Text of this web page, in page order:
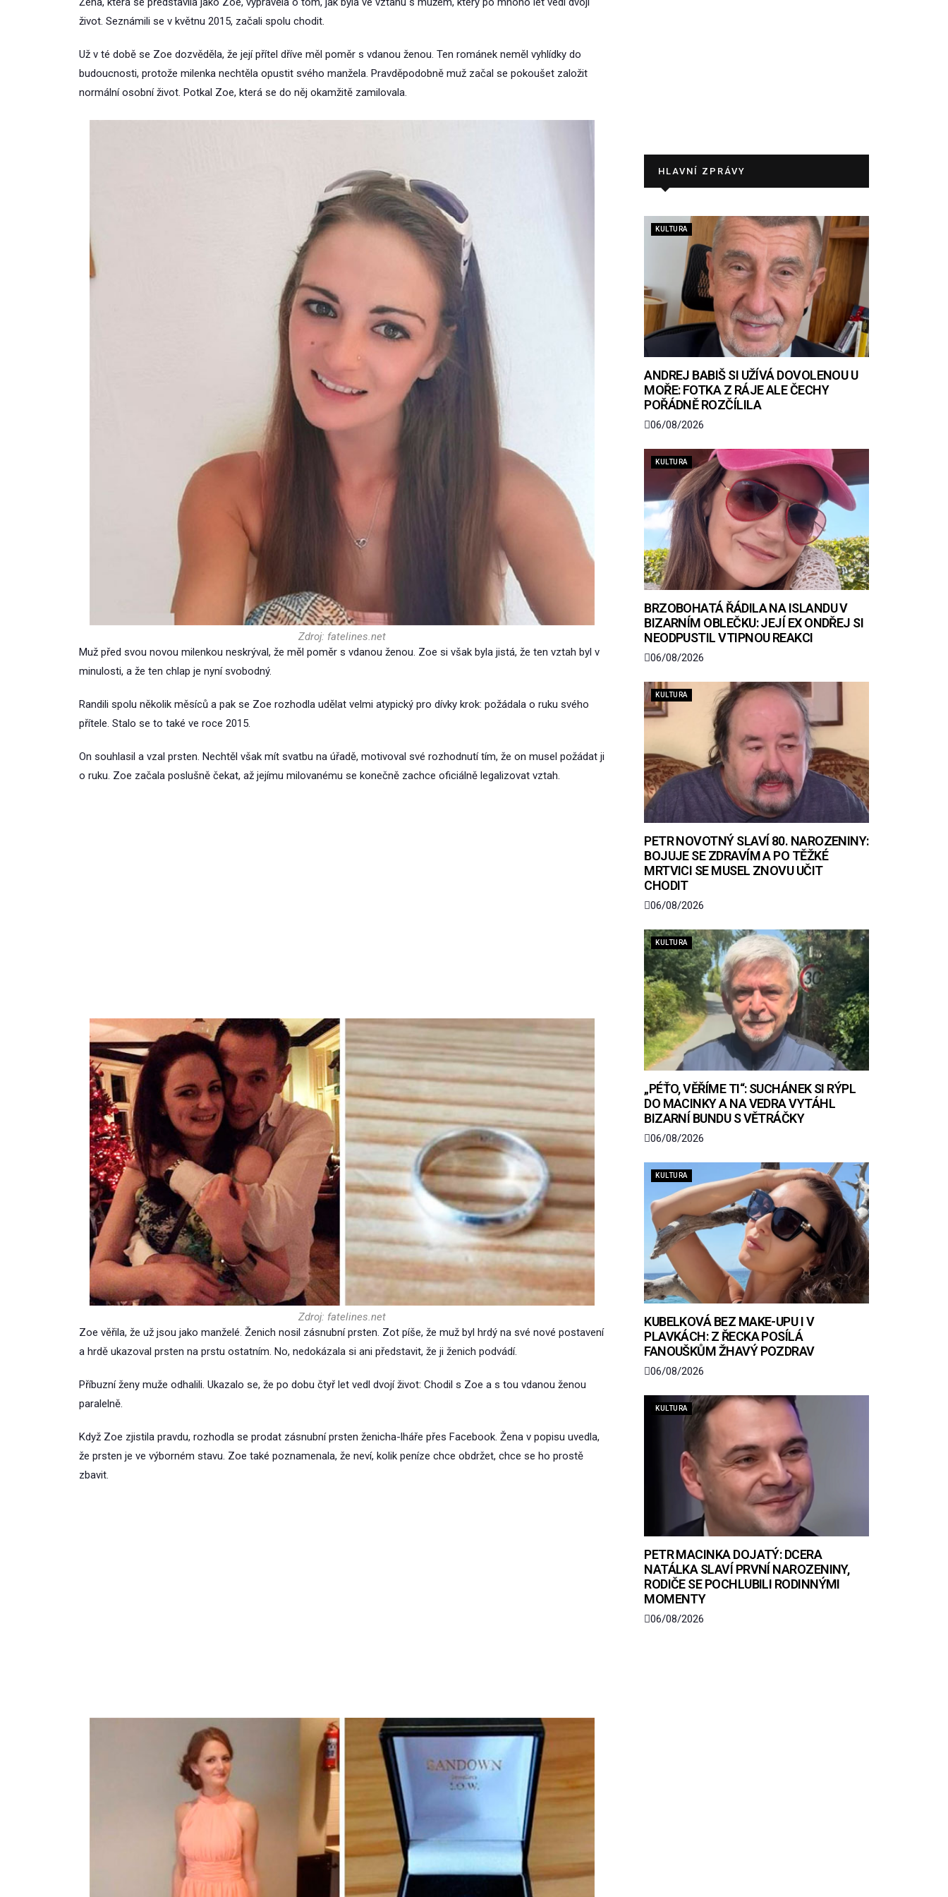
život. Seznámili se v květnu 2015, začali spolu chodit.
Už v té době se Zoe dozvěděla, že její přítel dříve měl poměr s vdanou ženou. Ten románek neměl vyhlídky do
budoucnosti, protože milenka nechtěla opustit svého manžela. Pravděpodobně muž začal se pokoušet založit
normální osobní život. Potkal Zoe, která se do něj okamžitě zamilovala.
Zdroj: fatelines.net
Muž před svou novou milenkou neskrýval, že měl poměr s vdanou ženou. Zoe si však byla jistá, že ten vztah byl v
minulosti, a že ten chlap je nyní svobodný.
Randili spolu několik měsíců a pak se Zoe rozhodla udělat velmi atypický pro dívky krok: požádala o ruku svého
přítele. Stalo se to také ve roce 2015.
On souhlasil a vzal prsten. Nechtěl však mít svatbu na úřadě, motivoval své rozhodnutí tím, že on musel požádat ji
o ruku. Zoe začala poslušně čekat, až jejímu milovanému se konečně zachce oficiálně legalizovat vztah.
Zdroj: fatelines.net
Zoe věřila, že už jsou jako manželé. Ženich nosil zásnubní prsten. Zot píše, že muž byl hrdý na své nové postavení
a hrdě ukazoval prsten na prstu ostatním. No, nedokázala si ani představit, že ji ženich podvádí.
Příbuzní ženy muže odhalili. Ukazalo se, že po dobu čtyř let vedl dvojí život: Chodil s Zoe a s tou vdanou ženou
paralelně.
Když Zoe zjistila pravdu, rozhodla se prodat zásnubní prsten ženicha-lháře přes Facebook. Žena v popisu uvedla,
že prsten je ve výborném stavu. Zoe také poznamenala, že neví, kolik peníze chce obdržet, chce se ho prostě
zbavit.
HLAVNÍ ZPRÁVY
KULTURA
ANDREJ BABIŠ SI UŽÍVÁ DOVOLENOU U
MOŘE: FOTKA Z RÁJE ALE ČECHY
POŘÁDNĚ ROZČÍLILA
06/08/2026
KULTURA
BRZOBOHATÁ ŘÁDILA NA ISLANDU V
BIZARNÍM OBLEČKU: JEJÍ EX ONDŘEJ SI
NEODPUSTIL VTIPNOU REAKCI
06/08/2026
KULTURA
PETR NOVOTNÝ SLAVÍ 80. NAROZENINY:
BOJUJE SE ZDRAVÍM A PO TĚŽKÉ
MRTVICI SE MUSEL ZNOVU UČIT
CHODIT
06/08/2026
KULTURA
„PÉŤO, VĚŘÍME TI“: SUCHÁNEK SI RÝPL
DO MACINKY A NA VEDRA VYTÁHL
BIZARNÍ BUNDU S VĚTRÁČKY
06/08/2026
KULTURA
KUBELKOVÁ BEZ MAKE-UPU I V
PLAVKÁCH: Z ŘECKA POSÍLÁ
FANOUŠKŮM ŽHAVÝ POZDRAV
06/08/2026
KULTURA
PETR MACINKA DOJATÝ: DCERA
NATÁLKA SLAVÍ PRVNÍ NAROZENINY,
RODIČE SE POCHLUBILI RODINNÝMI
MOMENTY
06/08/2026